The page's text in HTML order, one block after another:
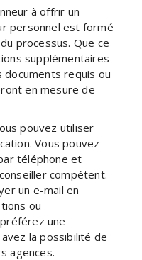
à offrir un
personnel est formé
processus. Que ce
supplémentaires
documents requis ou
en mesure de
pouvez utiliser
Vous pouvez
téléphone et
compétent.
un e-mail en
ou
une
la possibilité de
agences.